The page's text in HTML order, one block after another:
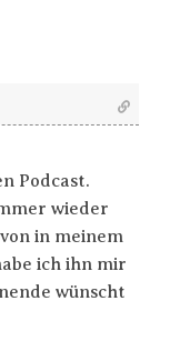
Podcast.
wieder
in meinem
ich ihn mir
wünscht